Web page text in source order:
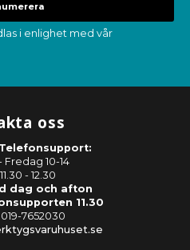
i enlighet med vår
oss
Fredag 10-14
- 12.30
dag och afton
11.30
7652030